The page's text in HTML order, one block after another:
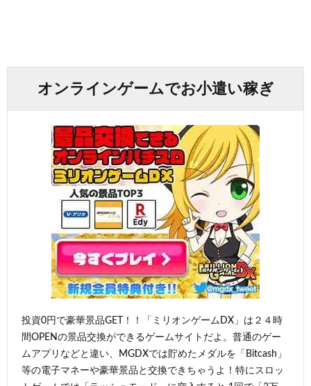
オンラインゲームでお小遣い稼ぎ
投資0円で豪華景品GET！！「ミリオンゲームDX」は２４時
間OPENの景品交換ができるゲームサイトだよ。普通のゲー
ムアプリなどと違い、MGDXでは貯めたメダルを「Bitcash」
等の電子マネーや豪華景品と交換できちゃうよ！特にスロッ